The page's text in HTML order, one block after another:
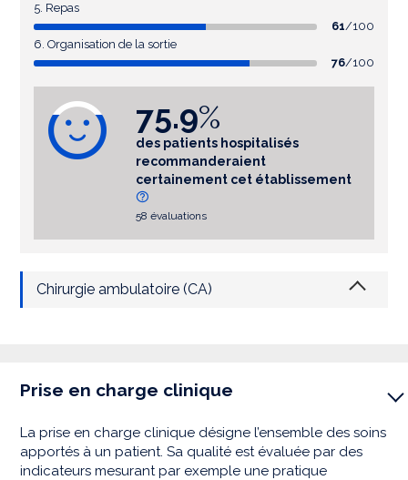
5. Repas
61/100
6. Organisation de la sortie
76/100
75.9%
des patients hospitalisés
recommanderaient
certainement cet établissement
58 évaluations
Chirurgie ambulatoire (CA)
Prise en charge clinique
La prise en charge clinique désigne l’ensemble des soins
apportés à un patient. Sa qualité est évaluée par des
indicateurs mesurant par exemple une pratique